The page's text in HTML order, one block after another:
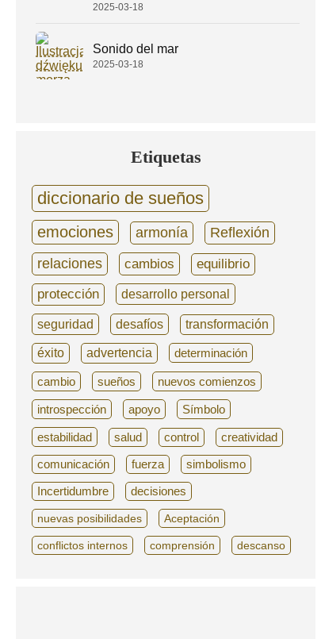
2025-03-18
Sonido del mar
2025-03-18
Etiquetas
diccionario de sueños
emociones armonía
Reflexión
relaciones
cambios
equilibrio
protección
desarrollo personal
seguridad desafíos transformación
éxito advertencia determinación
cambio sueños nuevos comienzos
introspección apoyo Símbolo
estabilidad salud control creatividad
comunicación fuerza simbolismo
Incertidumbre decisiones
nuevas posibilidades Aceptación
conflictos internos comprensión descanso